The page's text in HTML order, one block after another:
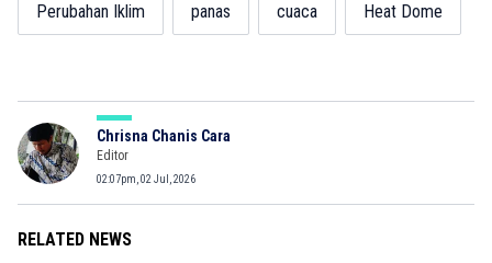
Perubahan Iklim panas cuaca Heat Dome
Chrisna Chanis Cara
Editor
02:07pm, 02 Jul, 2026
RELATED NEWS